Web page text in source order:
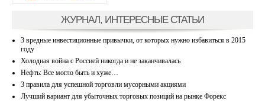
ЖУРНАЛ, ИНТЕРЕСНЫЕ СТАТЬИ
3 вредные инвестиционные привычки, от которых нужно избавиться в 2015
году
Холодная война с Россией никогда и не заканчивалась
Нефть: Все могло быть и хуже…
3 правила для успешной торговли мусорными акциями
Лучший вариант для убыточных торговых позиций на рынке Форекс